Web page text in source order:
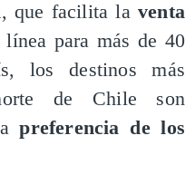
, que facilita laventa
línea para más de 40
los destinos más
de Chile son
lapreferencia de los